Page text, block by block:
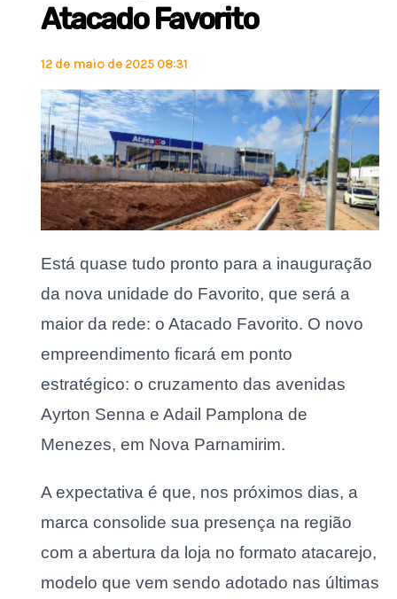
Atacado Favorito
12 de maio de 2025 08:31
Está quase tudo pronto para a inauguração
da nova unidade do Favorito, que será a
maior da rede: o Atacado Favorito. O novo
empreendimento ficará em ponto
estratégico: o cruzamento das avenidas
Ayrton Senna e Adail Pamplona de
Menezes, em Nova Parnamirim.
A expectativa é que, nos próximos dias, a
marca consolide sua presença na região
com a abertura da loja no formato atacarejo,
modelo que vem sendo adotado nas últimas